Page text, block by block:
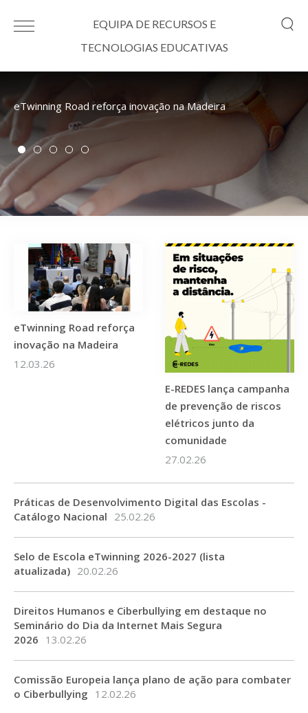
EQUIPA DE RECURSOS E
TECNOLOGIAS EDUCATIVAS
eTwinning Road reforça inovação na Madeira
eTwinning Road reforça
inovação na Madeira
12.03.26
E-REDES lança campanha
de prevenção de riscos
elétricos junto da
comunidade
27.02.26
Práticas de Desenvolvimento Digital das Escolas -
Catálogo Nacional 25.02.26
Selo de Escola eTwinning 2026-2027 (lista
atualizada) 20.02.26
Direitos Humanos e Ciberbullying em destaque no
Seminário do Dia da Internet Mais Segura
2026 13.02.26
Comissão Europeia lança plano de ação para combater
o Ciberbullying 12.02.26